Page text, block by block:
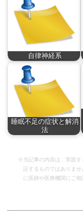
人…
自律神経系
自律神経系とは末梢
神…
睡眠不足の症状と解消
法
※当記事の内容は、実践す
証するものではありま
に医師や医療機関にご相